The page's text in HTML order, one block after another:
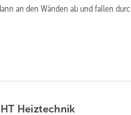
an den Wänden ab und fallen
Heiztechnik